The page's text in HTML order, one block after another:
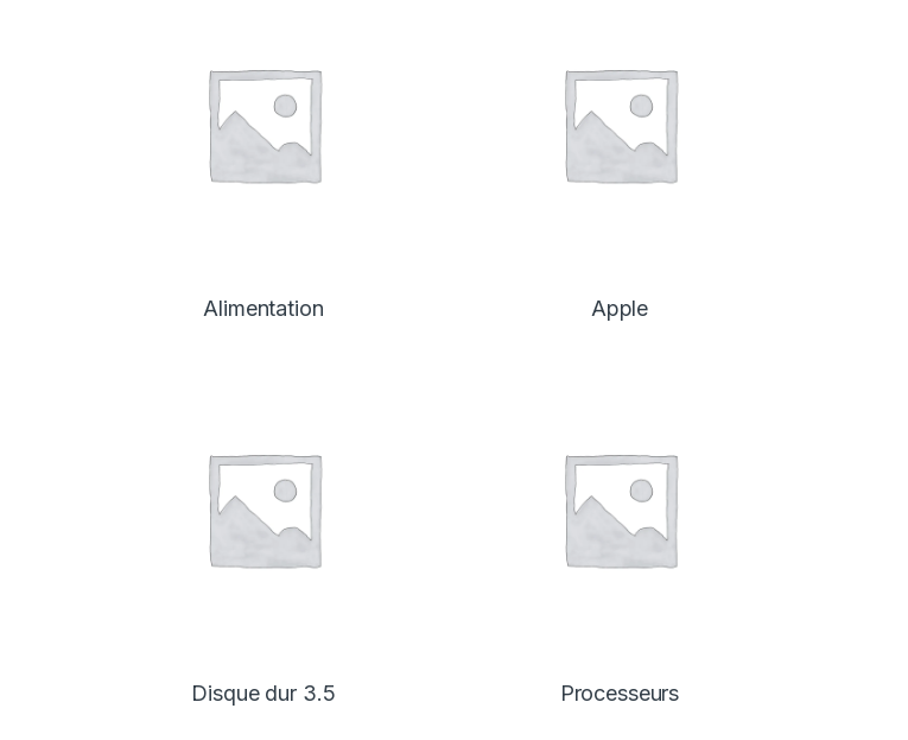
Alimentation Apple
Disque dur 3.5 Processeurs